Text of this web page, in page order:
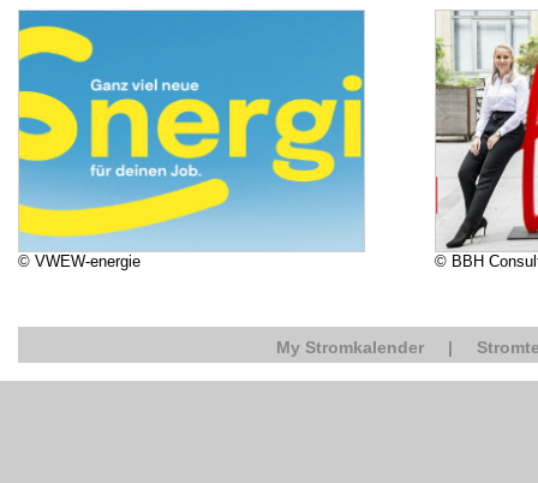
© VWEW-energie © BBH
My Stromkalender |